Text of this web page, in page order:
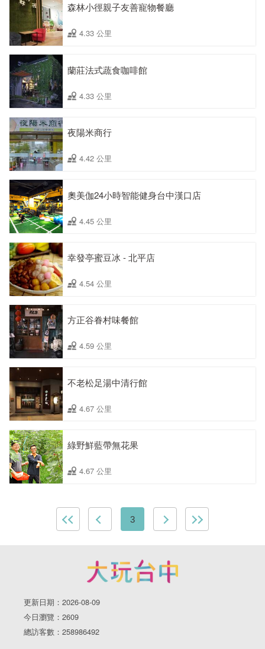
森林小徑親子友善寵物餐廳
4.33 公里
蘭莊法式蔬食咖啡館
4.33 公里
夜陽米商行
4.42 公里
奧美伽24小時智能健身台中漢口店
4.45 公里
幸發亭蜜豆冰 - 北平店
4.54 公里
方正谷眷村味餐館
4.59 公里
不老松足湯中清行館
4.67 公里
綠野鮮藍帶無花果
4.67 公里
3
更新日期：2026-08-09
今日瀏覽：2609
總訪客數：258986492